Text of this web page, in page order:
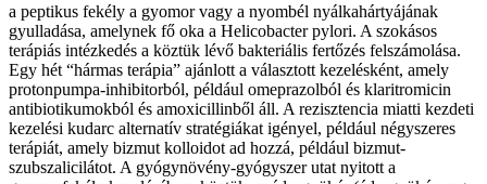
a peptikus fekély a gyomor vagy a nyombél nyálkahártyájának
gyulladása, amelynek fő oka a Helicobacter pylori. A szokásos
terápiás intézkedés a köztük lévő bakteriális fertőzés felszámolása.
Egy hét “hármas terápia” ajánlott a választott kezelésként, amely
protonpumpa-inhibitorból, például omeprazolból és klaritromicin
antibiotikumokból és amoxicillinből áll. A rezisztencia miatti kezdeti
kezelési kudarc alternatív stratégiákat igényel, például négyszeres
terápiát, amely bizmut kolloidot ad hozzá, például bizmut-
szubszalicilátot. A gyógynövény-gyógyszer utat nyitott a